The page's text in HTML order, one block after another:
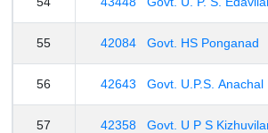
55 42084 Govt. HS Ponganad
56 42643 Govt. U.P.S. Anachal
57 42358 Govt. U P S